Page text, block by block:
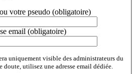
Votre nom ou votre pseudo (obligatoire)
Votre adresse email (obligatoire)
uniquement visible des administrateurs du
doute, utilisez une adresse email dédiée.